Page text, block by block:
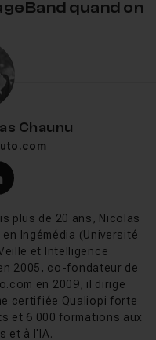
quand on
tu ouvres un nouveau
tonalité, puis tu
accueille soit une
depuis la
joué au clavier
microphone ou
l'onglet Mix gère
un MP3 ou un fichier
reprennent ce
du premier beat hip-
sur
Chaunu
X (twitter) de
LinkedIn de
plus de 20 ans, Nicolas
Ingémédia (Université
et Intelligence
2005, co-fondateur de
en 2009, il dirige
certifiée Qualiopi forte
et 6 000 formations aux
et à l'IA.